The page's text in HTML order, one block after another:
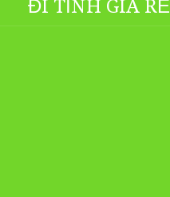
ĐI TỈNH GIÁ RẺ